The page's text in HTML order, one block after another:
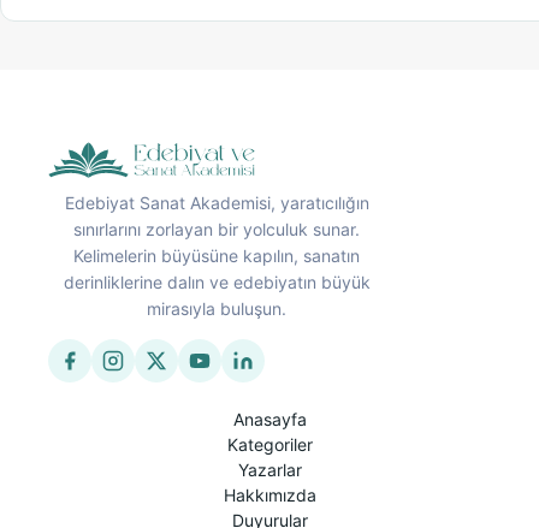
Edebiyat Sanat Akademisi, yaratıcılığın
sınırlarını zorlayan bir yolculuk sunar.
Kelimelerin büyüsüne kapılın, sanatın
derinliklerine dalın ve edebiyatın büyük
mirasıyla buluşun.
Anasayfa
Kategoriler
Yazarlar
Hakkımızda
Duyurular